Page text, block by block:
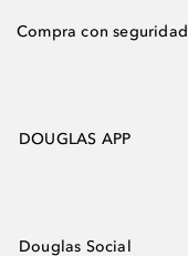
Compra con seguridad
DOUGLAS APP
Douglas Social